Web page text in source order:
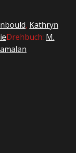
, Kathryn
Drehbuch: M.